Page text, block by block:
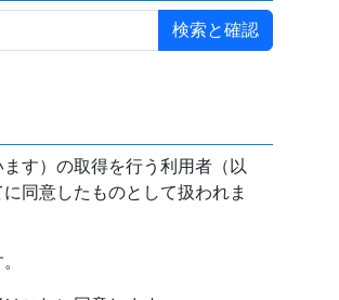
す）の取得を行う利用者（以
同意したものとして扱われま